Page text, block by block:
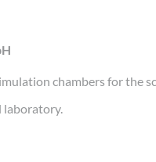
chambers for the